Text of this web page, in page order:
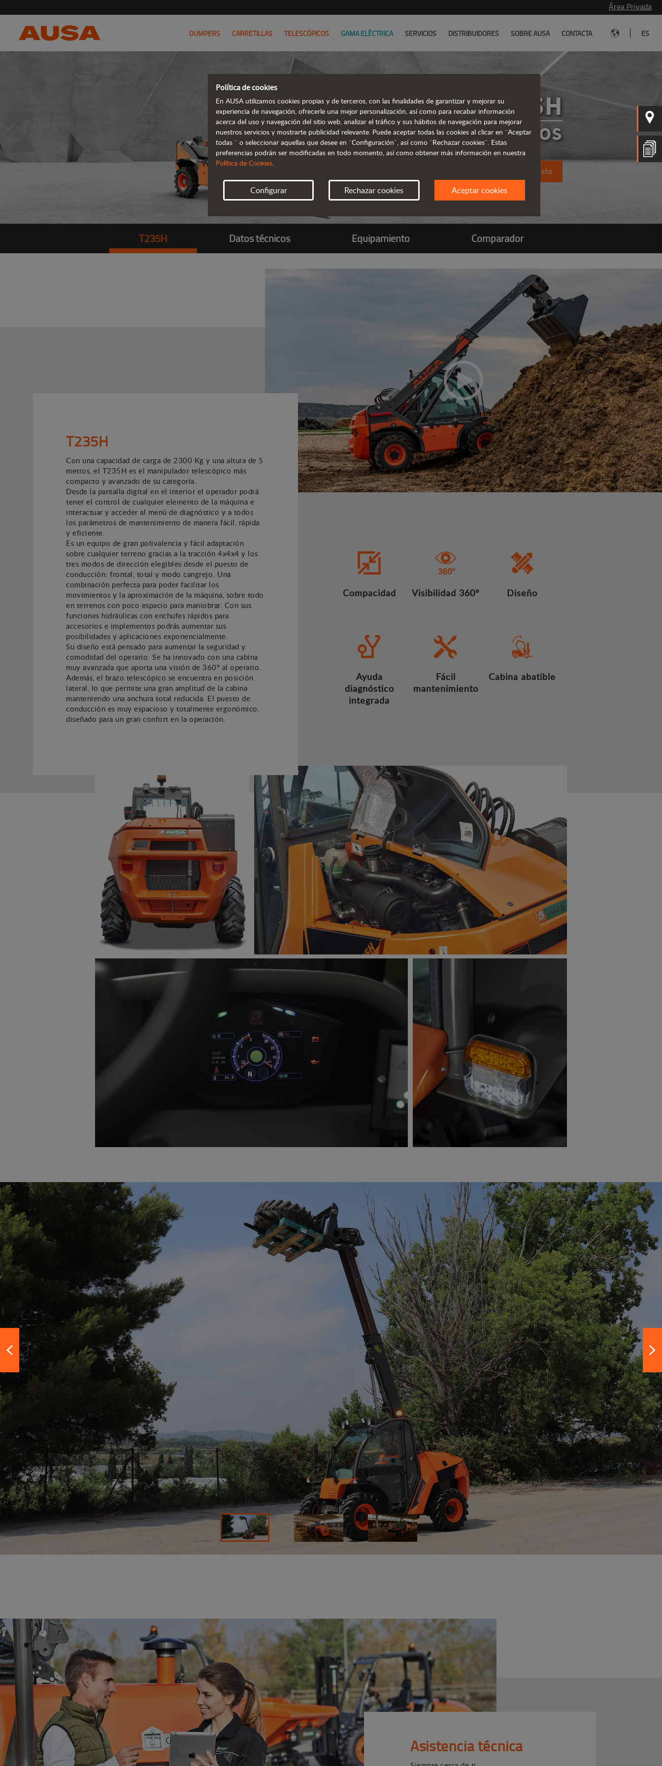
Área Privada
DUMPERS CARRETILLAS TELESCÓPICOS GAMA ELÉCTRICA SERVICIOS DISTRIBUIDORES SOBRE AUSA CONTACTA ES
T235H
TELESCÓPICOS
Solicita un presupuesto
T235H Datos técnicos Equipamiento Comparador
T235H
Con una capacidad de carga de 2300 Kg y una altura de 5
metros, el T235H es el manipulador telescópico más
compacto y avanzado de su categoría.
Desde la pantalla digital en el interior el operador podrá
tener el control de cualquier elemento de la máquina e
interactuar y acceder al menú de diagnóstico y a todos
los parámetros de mantenimiento de manera fácil, rápida
y eficiente.
Es un equipo de gran polivalencia y fácil adaptación
sobre cualquier terreno gracias a la tracción 4x4x4 y los
tres modos de dirección elegibles desde el puesto de
conducción: frontal, total y modo cangrejo. Una
combinación perfecta para poder facilitar los
movimientos y la aproximación de la máquina, sobre todo
en terrenos con poco espacio para maniobrar. Con sus
funciones hidráulicas con enchufes rápidos para
accesorios e implementos podrás aumentar sus
posibilidades y aplicaciones exponencialmente.
Su diseño está pensado para aumentar la seguridad y
comodidad del operario. Se ha innovado con una cabina
muy avanzada que aporta una visión de 360º al operario.
Además, el brazo telescópico se encuentra en posición
lateral, lo que permite una gran amplitud de la cabina
manteniendo una anchura total reducida. El puesto de
conducción es muy espacioso y totalmente ergonómico,
diseñado para un gran confort en la operación.
Compacidad Visibilidad 360º Diseño
Ayuda
diagnóstico
integrada
Fácil
mantenimiento
Cabina abatible
Asistencia técnica
Política de cookies
En AUSA utilizamos cookies propias y de terceros, con las finalidades de garantizar y mejorar su
experiencia de navegación, ofrecerle una mejor personalización, así como para recabar información
acerca del uso y navegación del sitio web, analizar el tráfico y sus hábitos de navegación para mejorar
nuestros servicios y mostrarte publicidad relevante. Puede aceptar todas las cookies al clicar en ¨Aceptar
todas ¨ o seleccionar aquellas que desee en ¨Configuración¨, así como ¨Rechazar cookies¨. Estas
preferencias podrán ser modificadas en todo momento, así como obtener más información en nuestra
Política de Cookies.
Configurar Rechazar cookies Aceptar cookies